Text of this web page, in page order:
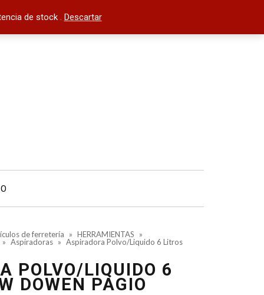
de stock . Descartar
de ferretería » HERRAMIENTAS
»
» Aspiradoras » Aspiradora Polvo/Liquido 6 Litros
POLVO/LIQUIDO 6
DOWEN PAGIO